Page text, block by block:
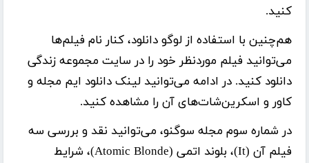
کنید.
هم‌چنین با استفاده از لوگو دانلود، کنار نام فیلم‌ها
می‌توانید فیلم موردنظر خود را در سایت مجموعه زندگی
دانلود کنید. در ادامه می‌توانید لینک دانلود ایم مجله و
کاور و اسکرین‌شات‌های آن را مشاهده کنید.
در شماره سوم مجله سوگنو، می‌توانید نقد و بررسی سه
فیلم آن (It)، بلوند اتمی (Atomic Blonde)، شرایط